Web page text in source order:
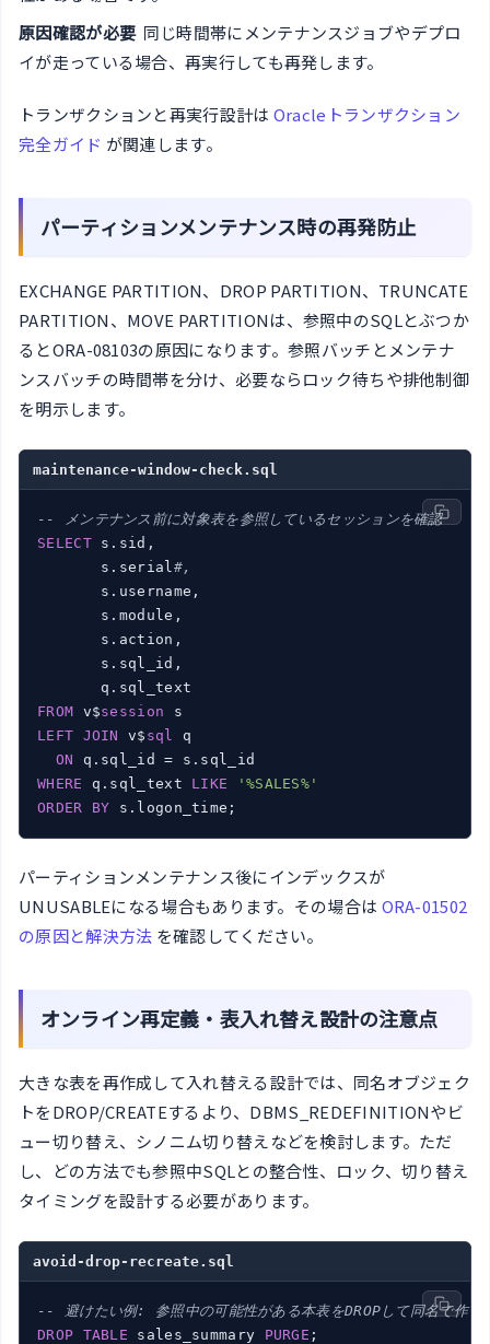
原因確認が必要 同じ時間帯にメンテナンスジョブやデプロ
イが走っている場合、再実行しても再発します。
トランザクションと再実行設計は Oracleトランザクション
完全ガイド が関連します。
パーティションメンテナンス時の再発防止
EXCHANGE PARTITION、DROP PARTITION、TRUNCATE
PARTITION、MOVE PARTITIONは、参照中のSQLとぶつか
るとORA-08103の原因になります。参照バッチとメンテナ
ンスバッチの時間帯を分け、必要ならロック待ちや排他制御
を明示します。
maintenance-window-check.sql
-- メンテナンス前に対象表を参照しているセッションを確認
SELECT s.sid,
       s.serial
#,
       s.username,
       s.module,
       s.action,
       s.sql_id,
FROM v$session
LEFT JOIN v$ sql
q
ON
WHERE q.sql_text LIKE
'%SALES%'
ORDER
BY s.logon_time;
パーティションメンテナンス後にインデックスが
UNUSABLEになる場合もあります。その場合は ORA-01502
の原因と解決方法 を確認してください。
オンライン再定義・表入れ替え設計の注意点
大きな表を再作成して入れ替える設計では、同名オブジェク
トをDROP/CREATEするより、DBMS_REDEFINITIONやビ
ュー切り替え、シノニム切り替えなどを検討します。ただ
し、どの方法でも参照中SQLとの整合性、ロック、切り替え
タイミングを設計する必要があります。
avoid-drop-recreate.sql
-- 避けたい例: 参照中の可能性がある本表をDROPして同名で作り
DROP TABLE sales_summary PURGE ;